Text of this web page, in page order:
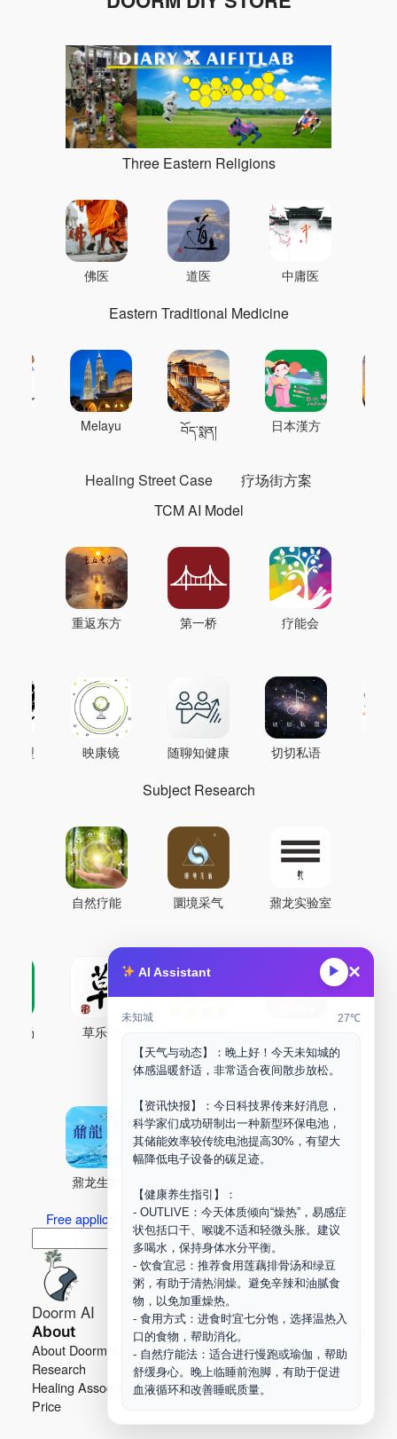
AI Assistant ▶ ×
未知城 27℃
【天气与动态】：晚上好！今天未知城的
体感温暖舒适，非常适合夜间散步放松。
【资讯快报】：今日科技界传来好消息，
科学家们成功研制出一种新型环保电池，
其储能效率较传统电池提高30%，有望大
幅降低电子设备的碳足迹。
【健康养生指引】：
- OUTLIVE：今天体质倾向“燥热”，易感症
状包括口干、喉咙不适和轻微头胀。建议
多喝水，保持身体水分平衡。
- 饮食宜忌：推荐食用莲藕排骨汤和绿豆
粥，有助于清热润燥。避免辛辣和油腻食
物，以免加重燥热。
- 食用方式：进食时宜七分饱，选择温热入
口的食物，帮助消化。
- 自然疗能法：适合进行慢跑或瑜伽，帮助
舒缓身心。晚上临睡前泡脚，有助于促进
血液循环和改善睡眠质量。
Three Eastern Religions
佛医 道医 中庸医
Eastern Traditional Medicine
Melayu བོད་སྨན། 日本漢方
Healing Street Case
疗场街方案
TCM AI Model
重返东方 第一桥 疗能会
模型 映康镜 随聊知健康 切切私语
Subject Research
自然疗能 圜境采气 鼐龙实验室
药场 草乐村
Maker Space
鼐龙生物
Free application for “Healing Association Membership”
索
Search
Doorm AI
About
About Doorm AI
Research
Healing Association
Price
Privacy
Terms